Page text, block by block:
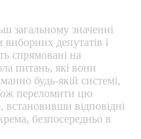
загальному значенні
депутатів і
спрямовані на
питань, які вони
будь-якій системі,
переломити цю
встановивши відповідні
безпосередньо в